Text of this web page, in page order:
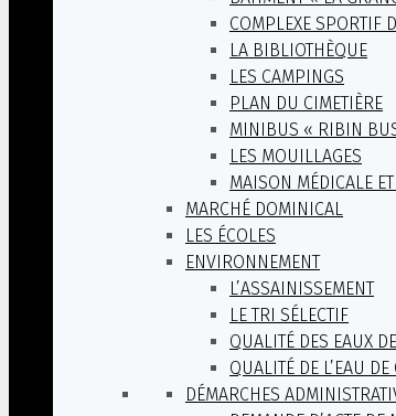
COMPLEXE SPORTIF
LA BIBLIOTHÈQUE
LES CAMPINGS
PLAN DU CIMETIÈRE
MINIBUS « RIBIN
LES MOUILLAGES
MAISON MÉDICALE
MARCHÉ DOMINICAL
LES ÉCOLES
ENVIRONNEMENT
L’ASSAINISSEMENT
LE TRI SÉLECTIF
QUALITÉ DES EAUX
QUALITÉ DE L’EAU
DÉMARCHES